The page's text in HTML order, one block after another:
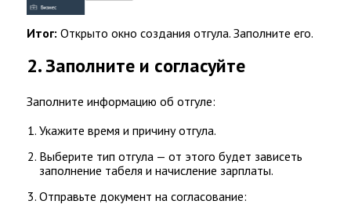
Итог: Открыто окно создания отгула. Заполните его.
2. Заполните и согласуйте
Заполните информацию об отгуле:
Укажите время и причину отгула.
Выберите тип отгула — от этого будет зависеть
заполнение табеля и начисление зарплаты.
Отправьте документ на согласование: